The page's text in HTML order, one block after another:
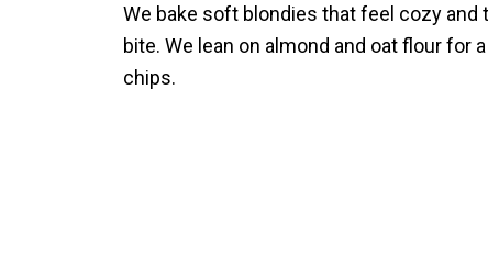
We bake soft blondies that feel cozy and
bite. We lean on almond and oat flour for
chips.